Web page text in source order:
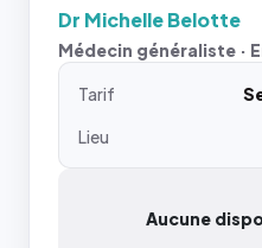
Dr Michelle Belotte
Médecin généraliste ·
Tarif
Lieu
Aucune